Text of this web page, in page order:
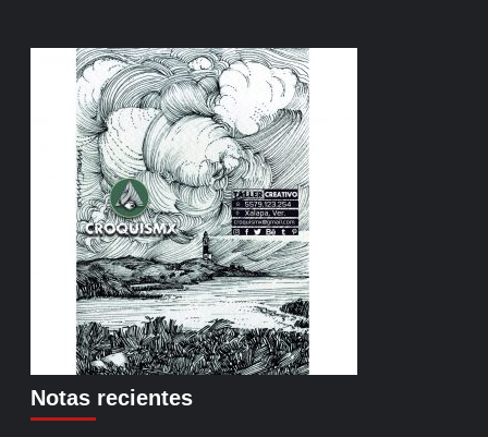
Notas recientes